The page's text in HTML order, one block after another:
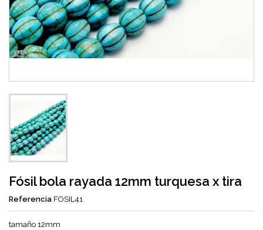
Fósil bola rayada 12mm turquesa x tira
Referencia FOSIL41
tamaño 12mm